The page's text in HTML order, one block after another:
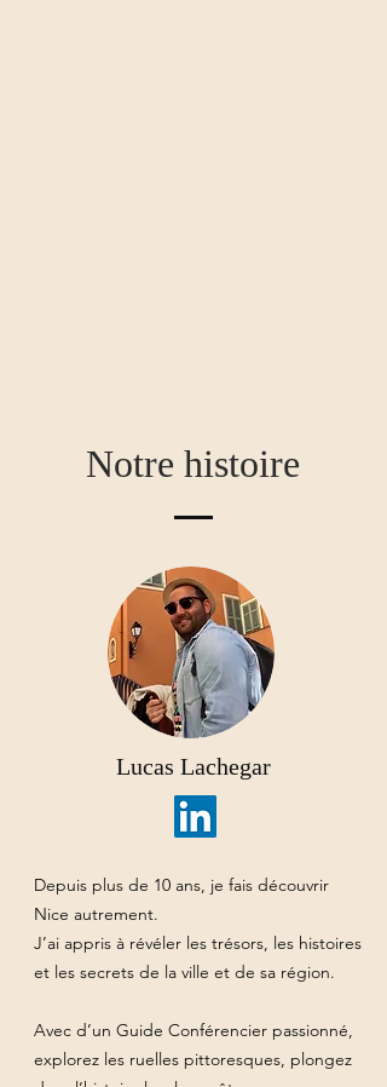
Notre histoire
Lucas Lachegar
Depuis plus de 10 ans, je fais découvrir
Nice autrement.
J’ai appris à révéler les trésors, les histoires
et les secrets de la ville et de sa région.
Avec d’un Guide Conférencier passionné,
explorez les ruelles pittoresques, plongez